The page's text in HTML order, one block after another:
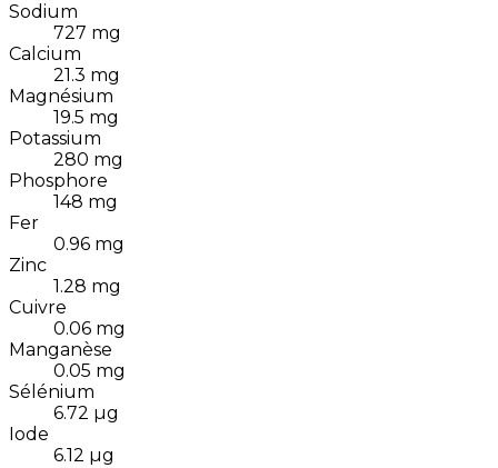
Sodium
727 mg
Calcium
21.3 mg
Magnésium
19.5 mg
Potassium
280 mg
Phosphore
148 mg
Fer
0.96 mg
Zinc
1.28 mg
Cuivre
0.06 mg
Manganèse
0.05 mg
Sélénium
6.72 µg
Iode
6.12 µg